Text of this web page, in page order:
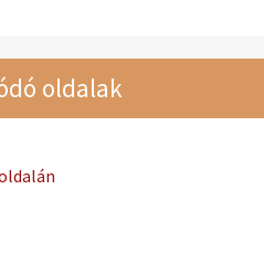
oldalak